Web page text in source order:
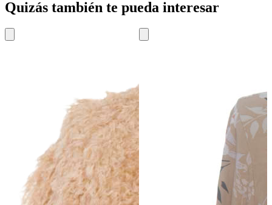
Quizás también te pueda interesar